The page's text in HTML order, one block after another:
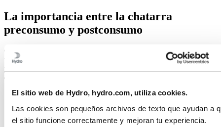
El sitio web de Hydro, hydro.com, utiliza cookies.
Las cookies son pequeños archivos de texto que ayudan a
el sitio funcione correctamente y mejoran tu experiencia.
La importancia entre la chatarra
preconsumo y postconsumo
Cuando se fabrica aluminio a partir de metal reciclado, solo se
necesita el 5% de la energía utilizada al producir el aluminio
primario.
desuso se reciclen y se conviertan en algo nuevo.